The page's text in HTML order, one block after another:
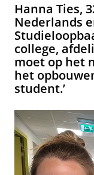
Hanna Ties,
Nederlands
college,
moet op het
het
student.’